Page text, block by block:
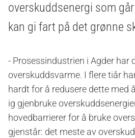
overskuddsenergi som
kan gi fart på det grønne
- Prosessindustrien i Agder har
overskuddsvarme. I flere tiår
hardt for å redusere dette med
ig gjenbruke
hovedbarrierer for å bruke
gjenstår: det meste av